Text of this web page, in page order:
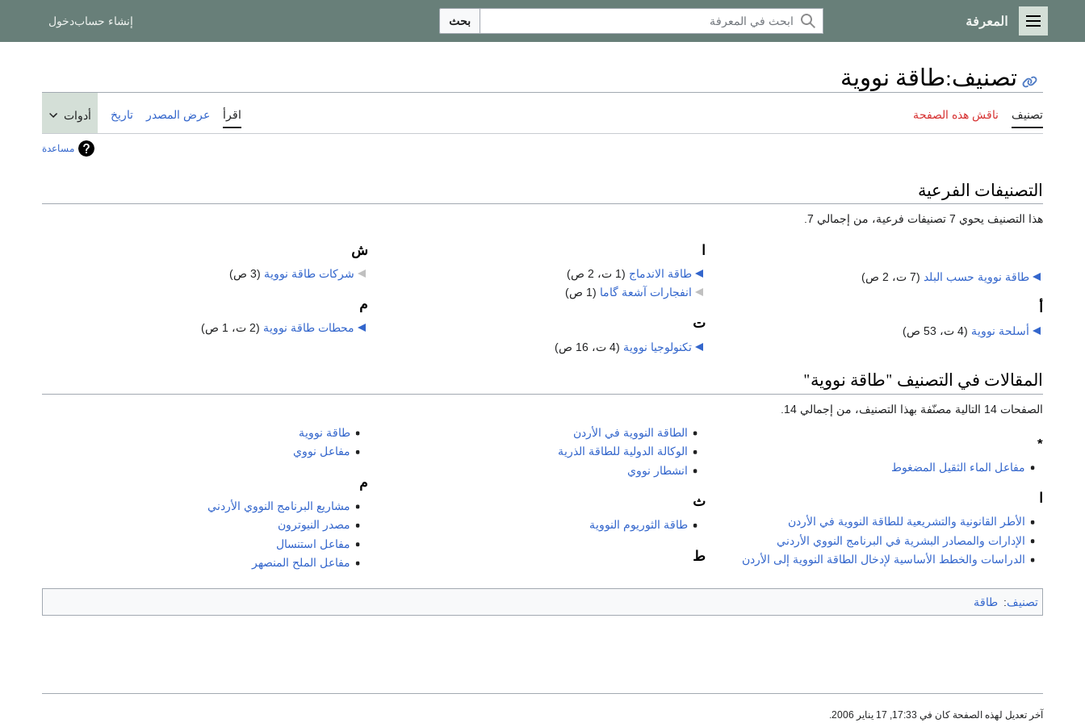
القائمة الرئيسية
المعرفة بحث إنشاء حسابدخول
تصنيف:طاقة نووية
تصنيف ناقش هذه الصفحة اقرأ عرض المصدر تاريخ أدوات
مساعدة
التصنيفات الفرعية
هذا التصنيف يحوي 7 تصنيفات فرعية، من إجمالي 7.
طاقة نووية حسب البلد (7 ت، 2 ص)
أسلحة نووية (4 ت، 53 ص)
طاقة الاندماج (1 ت، 2 ص)
انفجارات آشعة گاما (1 ص)
ت
تكنولوجيا نووية (4 ت، 16 ص)
ش
شركات طاقة نووية (3 ص)
م
محطات طاقة نووية (2 ت، 1 ص)
المقالات في التصنيف "طاقة نووية"
الصفحات 14 التالية مصنّفة بهذا التصنيف، من إجمالي 14.
*
مفاعل الماء الثقيل المضغوط
الأطر القانونية والتشريعية للطاقة النووية في الأردن
الإدارات والمصادر البشرية في البرنامج النووي الأردني
الدراسات والخطط الأساسية لإدخال الطاقة النووية إلى الأردن
الطاقة النووية في الأردن
الوكالة الدولية للطاقة الذرية
انشطار نووي
ث
طاقة الثوريوم النووية
ط
طاقة نووية
مفاعل نووي
م
مشاريع البرنامج النووي الأردني
مصدر النيوترون
مفاعل استنسال
مفاعل الملح المنصهر
تصنيف: طاقة
آخر تعديل لهذه الصفحة كان في 17:33, 17 يناير 2006.